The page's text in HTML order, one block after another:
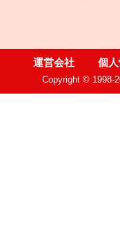
運営会社 個
Copyright © 1998-